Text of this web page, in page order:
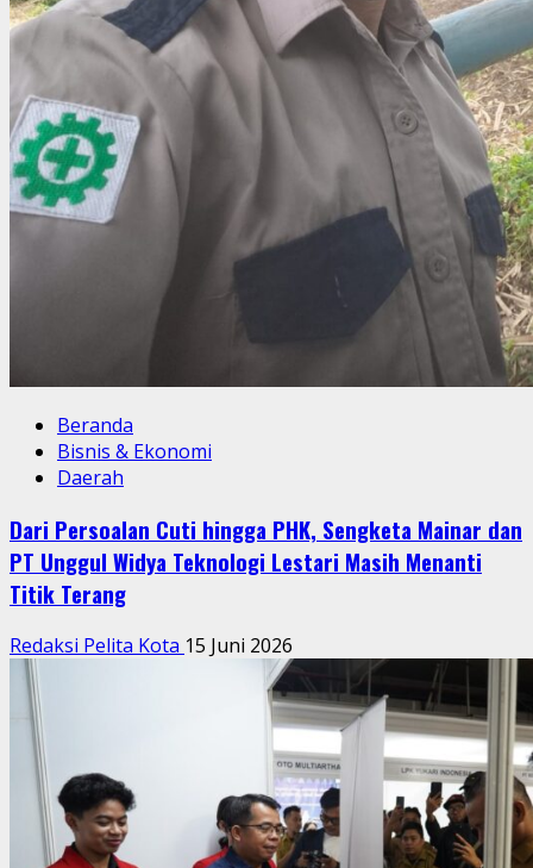
Beranda
Bisnis & Ekonomi
Daerah
Dari Persoalan Cuti hingga PHK, Sengketa Mainar dan
PT Unggul Widya Teknologi Lestari Masih Menanti
Titik Terang
Redaksi Pelita Kota 15 Juni 2026